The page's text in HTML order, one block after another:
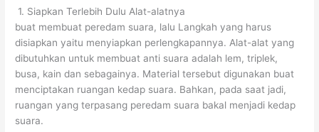
1. Siapkan Terlebih Dulu Alat-alatnya
buat membuat peredam suara, lalu Langkah yang harus
disiapkan yaitu menyiapkan perlengkapannya. Alat-alat yang
dibutuhkan untuk membuat anti suara adalah lem, triplek,
busa, kain dan sebagainya. Material tersebut digunakan buat
menciptakan ruangan kedap suara. Bahkan, pada saat jadi,
ruangan yang terpasang peredam suara bakal menjadi kedap
suara.